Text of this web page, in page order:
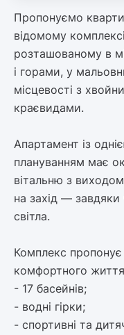
Пропонуємо
відомому
розташованому в
і горами, у
місцевості з
краєвидами.
Апартамент із
плануванням має
вітальню з
на захід —
світла.
Комплекс пропонує
комфортного
- 17 басейнів;
- водні гірки;
- спортивні та